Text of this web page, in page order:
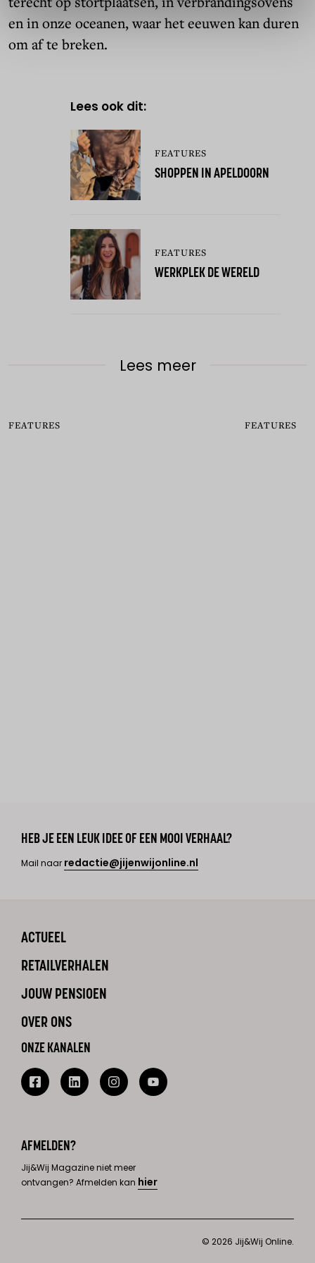
en in onze oceanen, waar het eeuwen kan duren
om af te breken.
Lees ook dit:
FEATURES
SHOPPEN IN APELDOORN
FEATURES
WERKPLEK DE WERELD
Lees meer
FEATURES FEATURES
HEB JE EEN LEUK IDEE OF EEN MOOI VERHAAL?
Mail naar redactie@jijenwijonline.nl
ACTUEEL
RETAILVERHALEN
JOUW PENSIOEN
OVER ONS
ONZE KANALEN
AFMELDEN?
Jij&Wij Magazine niet meer
ontvangen? Afmelden kan hier
© 2026 Jij&Wij Online.